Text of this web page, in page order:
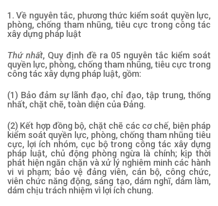
1. Về nguyên tắc, phương thức kiểm soát quyền lực,
phòng, chống tham nhũng, tiêu cực trong công tác
xây dựng pháp luật
Thứ nhất, Quy định đề ra 05 nguyên tắc kiểm soát
quyền lực, phòng, chống tham nhũng, tiêu cực trong
công tác xây dựng pháp luật, gồm:
(1) Bảo đảm sự lãnh đạo, chỉ đạo, tập trung, thống
nhất, chặt chẽ, toàn diện của Đảng.
(2) Kết hợp đồng bộ, chặt chẽ các cơ chế, biện pháp
kiểm soát quyền lực, phòng, chống tham nhũng tiêu
cực, lợi ích nhóm, cục bộ trong công tác xây dựng
pháp luật, chủ động phòng ngừa là chính; kịp thời
phát hiện ngăn chặn và xử lý nghiêm minh các hành
vi vi phạm; bảo vệ đảng viên, cán bộ, công chức,
viên chức năng động, sáng tạo, dám nghĩ, dám làm,
dám chịu trách nhiệm vì lợi ích chung.